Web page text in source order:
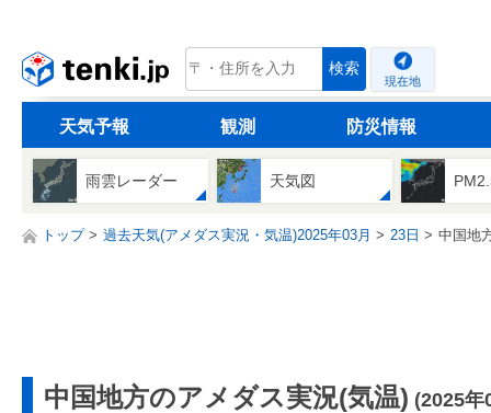
tenki.jp 検索
現在地
天気予報 観測 防災情報
雨雲レーダー 天気図
トップ 過去天気(アメダス実況・気温)2025年03月 23日 中国地
中国地方のアメダス実況(気温) (2025年